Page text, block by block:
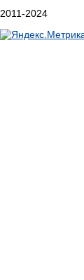
2011-2024